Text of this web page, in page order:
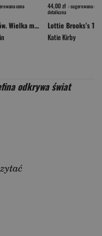
cena
Drzewo Elfów. Wielka magiczna wyszukiwanka
44,00 zł - sugerowana cena
detaliczna
Katie Kirby
odkrywa świat